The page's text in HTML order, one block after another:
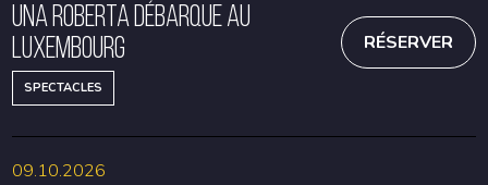
Una Roberta débarque au
Luxembourg
SPECTACLES
RÉSERVER
09.10.2026